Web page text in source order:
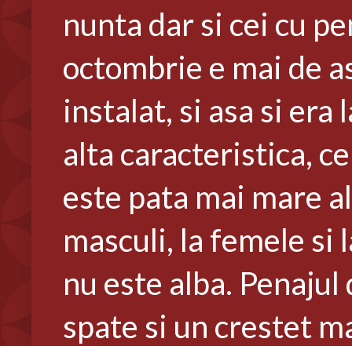
nunta dar si cei cu
octombrie e mai de
instalat, si asa si era
alta caracteristica,
este pata mai mare
masculi, la femele si
nu este alba.
spate si un crestet